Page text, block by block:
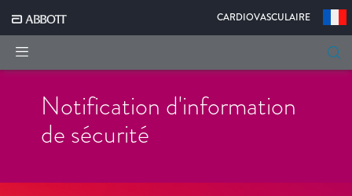
CARDIOVASCULAIRE
Notification d'information
de sécurité